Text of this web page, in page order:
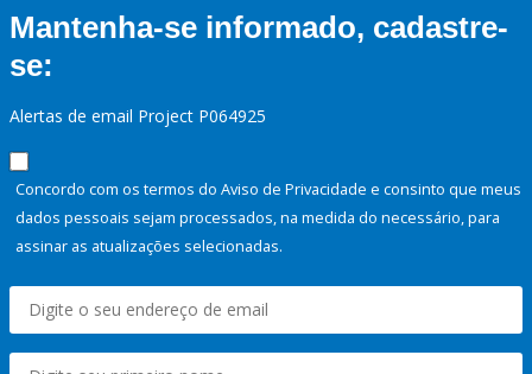
Mantenha-se informado, cadastre-
se:
Alertas de email Project P064925
Concordo com os termos do Aviso de Privacidade e consinto que meus
dados pessoais sejam processados, na medida do necessário, para
assinar as atualizações selecionadas.